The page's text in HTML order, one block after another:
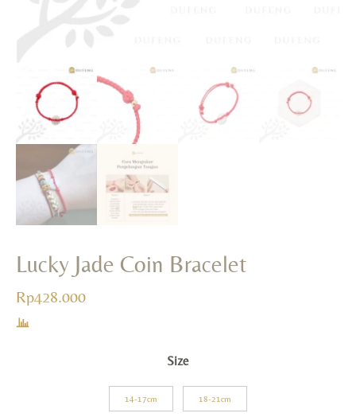
Lucky Jade Coin Bracelet
Rp428.000
Size
14-17cm 18-21cm